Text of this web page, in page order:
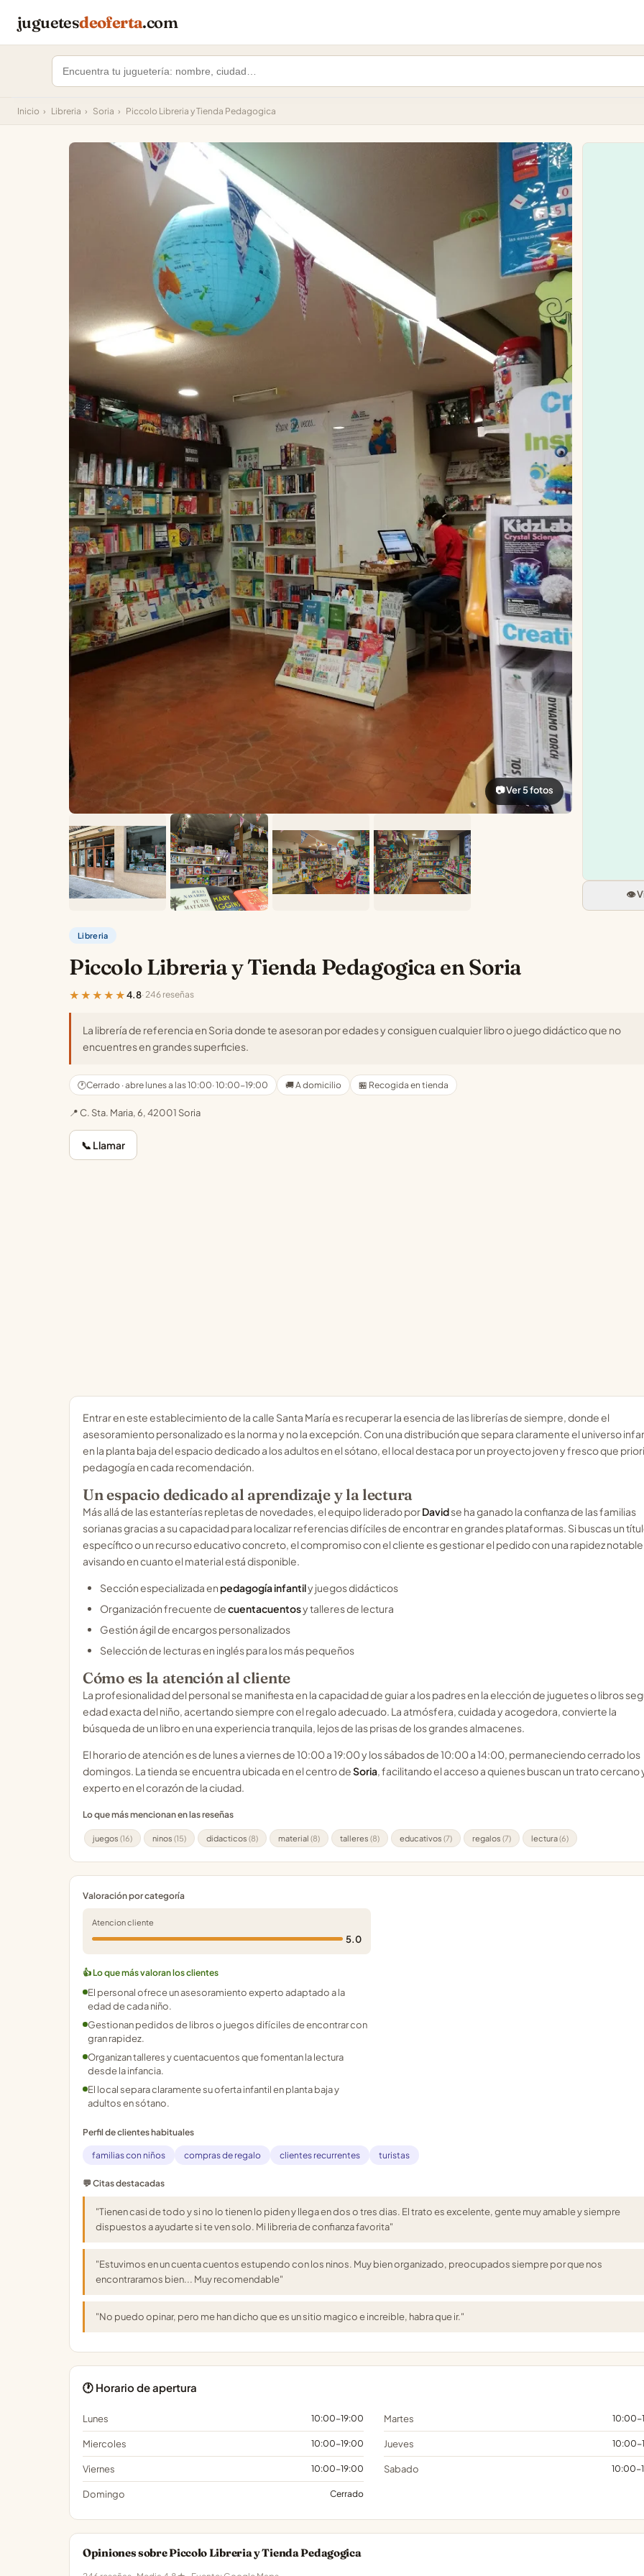
juguetesdeoferta.com
Inicio › Libreria › Soria › Piccolo Libreria y Tienda Pedagogica
📷 Ver 5 fotos
👁️
Libreria
Piccolo Libreria y Tienda Pedagogica en Soria
★★★★★4.8· 246 reseñas
La librería de referencia en Soria donde te asesoran por edades y consiguen cualquier libro o juego didáctico que no
encuentres en grandes superficies.
🕐Cerrado · abre lunes a las 10:00· 10:00-19:00 🚚 A domicilio 🏪 Recogida en tienda
📍 C. Sta. Maria, 6, 42001 Soria
📞 Llamar
Entrar en este establecimiento de la calle Santa María es recuperar la esencia de las librerías de siempre, donde el
asesoramiento personalizado es la norma y no la excepción. Con una distribución que separa claramente el universo
en la planta baja del espacio dedicado a los adultos en el sótano, el local destaca por un proyecto joven y fresco que
pedagogía en cada recomendación.
Un espacio dedicado al aprendizaje y la lectura
Más allá de las estanterías repletas de novedades, el equipo liderado porDavidse ha ganado la confianza de las familias
sorianas gracias a su capacidad para localizar referencias difíciles de encontrar en grandes plataformas. Si buscas un
específico o un recurso educativo concreto, el compromiso con el cliente es gestionar el pedido con una rapidez
avisando en cuanto el material está disponible.
Sección especializada en pedagogía infantily juegos didácticos
Organización frecuente decuentacuentosy talleres de lectura
Gestión ágil de encargos personalizados
Selección de lecturas en inglés para los más pequeños
Cómo es la atención al cliente
La profesionalidad del personal se manifiesta en la capacidad de guiar a los padres en la elección de juguetes o libros
edad exacta del niño, acertando siempre con el regalo adecuado. La atmósfera, cuidada y acogedora, convierte la
búsqueda de un libro en una experiencia tranquila, lejos de las prisas de los grandes almacenes.
El horario de atención es de lunes a viernes de 10:00 a 19:00 y los sábados de 10:00 a 14:00, permaneciendo cerrado los
domingos. La tienda se encuentra ubicada en el centro deSoria, facilitando el acceso a quienes buscan un trato cercano
experto en el corazón de la ciudad.
Lo que más mencionan en las reseñas
juegos (16) ninos (15) didacticos (8) material (8) talleres (8) educativos (7) regalos (7) lectura(6)
Valoración por categoría
Atencion cliente
5.0
👍 Lo que más valoran los clientes
El personal ofrece un asesoramiento experto adaptado a la
edad de cada niño.
Gestionan pedidos de libros o juegos difíciles de encontrar con
gran rapidez.
Organizan talleres y cuentacuentos que fomentan la lectura
desde la infancia.
El local separa claramente su oferta infantil en planta baja y
adultos en sótano.
Perfil de clientes habituales
familias con niños compras de regalo clientes recurrentes turistas
💬 Citas destacadas
"Tienen casi de todo y si no lo tienen lo piden y llega en dos o tres dias. El trato es excelente, gente muy amable y siempre
dispuestos a ayudarte si te ven solo. Mi libreria de confianza favorita"
"Estuvimos en un cuenta cuentos estupendo con los ninos. Muy bien organizado, preocupados siempre por que nos
encontraramos bien... Muy recomendable"
"No puedo opinar, pero me han dicho que es un sitio magico e increible, habra que ir."
🕐 Horario de apertura
Lunes 10:00-19:00 Martes 10:00-
Miercoles 10:00-19:00 Jueves 10:00-
Viernes 10:00-19:00 Sabado 10:00-
Domingo Cerrado
Opiniones sobre Piccolo Libreria y Tienda Pedagogica